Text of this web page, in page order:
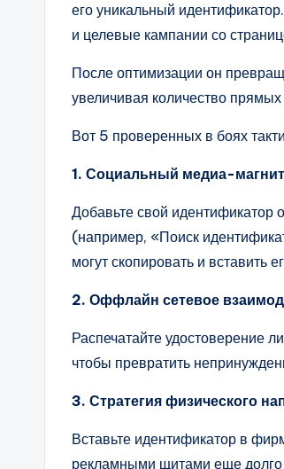
его уникальный
и целевые кампании со
После оптимизации он
увеличивая количество
Вот 5 проверенных в боях
1. Социальный медиа-магнит
Добавьте свой идентификатор
(например, «Поиск
могут скопировать и вставить
2. Оффлайн сетевое
Распечатайте удостоверение
чтобы превратить
3. Стратегия физического
Вставьте идентификатор в
рекламными щитами еще